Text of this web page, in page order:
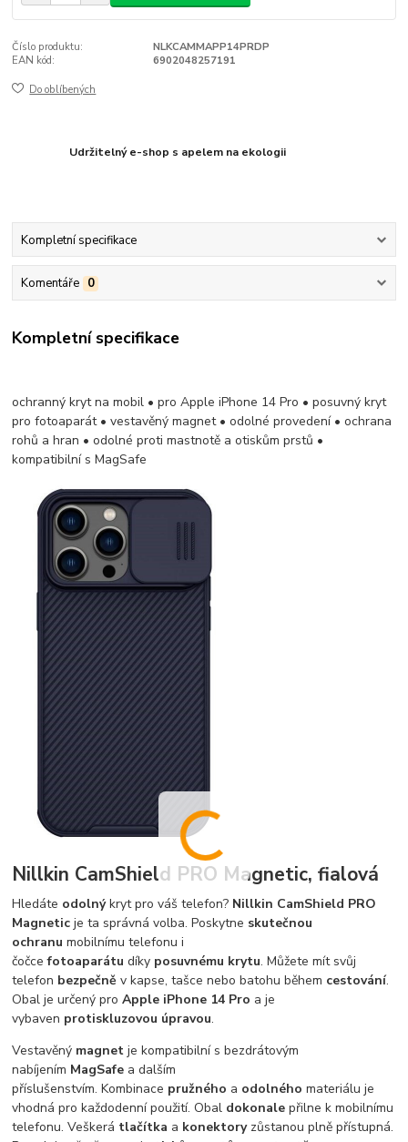
Číslo produktu:
NLKCAMMAPP14PRDP
EAN kód:
6902048257191
Do oblíbených
Udržitelný e-shop s apelem na ekologii
Kompletní specifikace
Komentáře 0
Kompletní specifikace
ochranný kryt na mobil • pro Apple iPhone 14 Pro • posuvný kryt
pro fotoaparát • vestavěný magnet • odolné provedení • ochrana
rohů a hran • odolné proti mastnotě a otiskům prstů •
kompatibilní s MagSafe
Nillkin CamShield PRO Magnetic, fialová
Hledáte odolnýkryt pro váš telefon? Nillkin CamShield PRO
Magnetic je ta správná volba. Poskytne skutečnou
ochranu mobilnímu telefonu i
čočcefotoaparátu díky posuvnému krytu. Můžete mít svůj
telefon bezpečně v kapse, tašce nebo batohu během cestování.
Obal je určený proApple iPhone 14 Pro a je
vybaven protiskluzovou úpravou.
Vestavěný magnet je kompatibilní s bezdrátovým
nabíjením MagSafe a dalším
příslušenstvím. Kombinace pružného a odolného materiálu je
vhodná pro každodenní použití. Obal dokonale přilne k mobilnímu
telefonu. Veškerá tlačítka a konektoryzůstanou plně přístupná.